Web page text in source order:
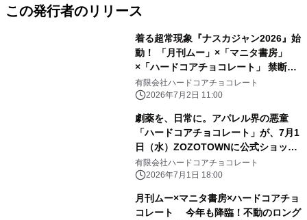
この発行者のリリース
着る超常現象『ナスカジャン2026』始
動！ 「月刊ムー」×「マニタ書房」
×「ハードコアチョコレート」 禁断の
トリプルコラボ全3種が、7月3日(金)
より受注期間限定の特別価格で受付開
有限会社ハードコアチョコレート
2026年7月2日 11:00
劇薬を、日常に。アパレル界の悪童
「ハードコアチョコレート」が、7月1
日（水）ZOZOTOWNに公式ショップ
をオープン！異端児が放つ、新時代の
ファッションステートメント。
有限会社ハードコアチョコレート
2026年7月1日 18:00
月刊ムー×マニタ書房×ハードコアチョ
コレート 今年も降臨！不動のロング